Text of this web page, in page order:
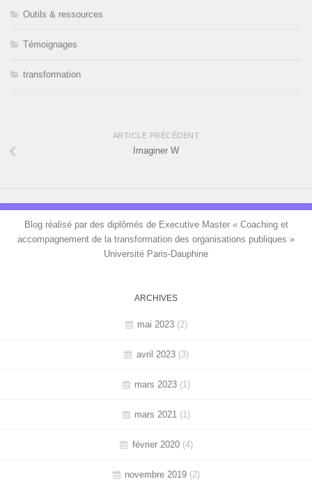
Outils & ressources
Témoignages
transformation
ARTICLE PRÉCÉDENT
Imaginer W
Blog réalisé par des diplômés de Executive Master « Coaching et
accompagnement de la transformation des organisations publiques »
Université Paris-Dauphine
ARCHIVES
mai 2023 (2)
avril 2023(3)
mars 2023 (1)
mars 2021 (1)
février 2020(4)
novembre 2019 (2)